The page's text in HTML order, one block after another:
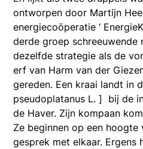
ontworpen door Martijn
energiecoöperatie ‘
derde groep schreeuwende
dezelfde strategie als de
erf van Harm van der
gereden. Een kraai landt in
pseudoplatanus L. ] bij de
de Haver. Zijn kompaan
Ze beginnen op een
gesprek met elkaar. Ergens